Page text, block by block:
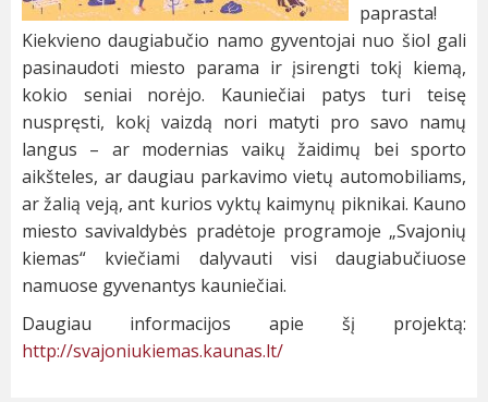
paprasta!
Kiekvieno daugiabučio namo gyventojai nuo šiol gali
pasinaudoti miesto parama ir įsirengti tokį kiemą,
kokio seniai norėjo. Kauniečiai patys turi teisę
nuspręsti, kokį vaizdą nori matyti pro savo namų
langus – ar modernias vaikų žaidimų bei sporto
aikšteles, ar daugiau parkavimo vietų automobiliams,
ar žalią veją, ant kurios vyktų kaimynų piknikai. Kauno
miesto savivaldybės pradėtoje programoje „Svajonių
kiemas“ kviečiami dalyvauti visi daugiabučiuose
namuose gyvenantys kauniečiai.
Daugiau informacijos apie šį projektą:
http://svajoniukiemas.kaunas.lt/